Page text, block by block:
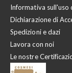
Informativa sull'uso
Dichiarazione di
Spedizioni e dazi
Lavora con noi
Le nostre